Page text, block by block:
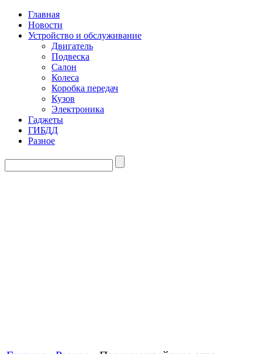
Главная
Новости
Устройство и обслуживание
Двигатель
Подвеска
Салон
Колеса
Коробка передач
Кузов
Электроника
Гаджеты
ГИБДД
Разное